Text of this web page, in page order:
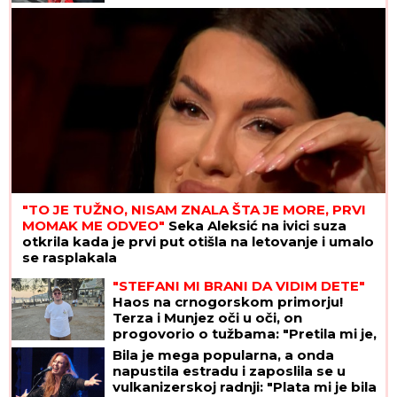
Nevreme će prekriti Srbiju! Pljuskovi sa
grmljavinom stižu u ove krajeve za svega par sati
ŠOK! PEVAČICA PRETUKLA TAKSISTU
Sad prvi put otkrila detalje: "Nisam
htela da platim, prebila sam ga"
Zaradila je 120.000 evra od Elite 9, a
sada je otkrila da je deo ove sume
uložila u promenu profesije